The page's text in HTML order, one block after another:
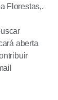
Florestas,.
aberta